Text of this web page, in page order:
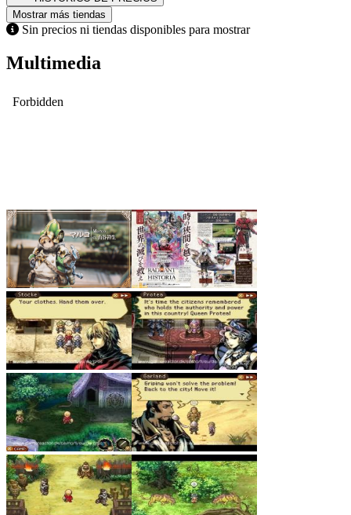
Mostrar más tiendas
Sin precios ni tiendas disponibles para mostrar
Multimedia